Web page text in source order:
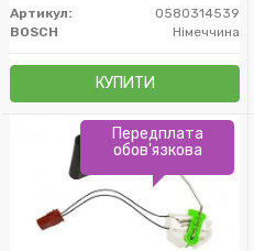
Артикул:
0580314539
BOSCH
Німеччина
КУПИТИ
Передплата
обов'язкова